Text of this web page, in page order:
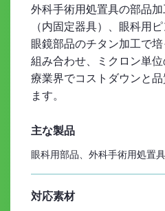
外科手術用処置具の部品
（内固定器具）、眼科用
眼鏡部品のチタン加工で
組み合わせ、ミクロン単
療業界でコストダウンと
ます。
主な製品
眼科用部品、外科手術用処置
対応素材